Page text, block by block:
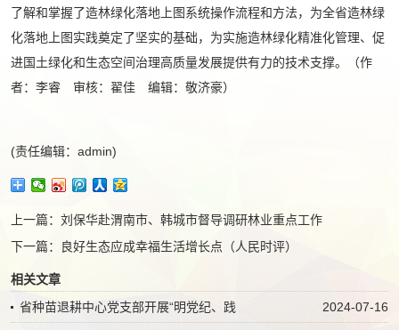
了解和掌握了造林绿化落地上图系统操作流程和方法，为全省造林绿
化落地上图实践奠定了坚实的基础，为实施造林绿化精准化管理、促
进国土绿化和生态空间治理高质量发展提供有力的技术支撑。（作
者：李睿 审核：翟佳 编辑：敬济豪）
(责任编辑：admin)
上一篇： 刘保华赴渭南市、韩城市督导调研林业重点工作
下一篇：
良好生态应成幸福生活增长点（人民时评）
相关文章
2024-07-16
省种苗退耕中心党支部开展“明党纪、践